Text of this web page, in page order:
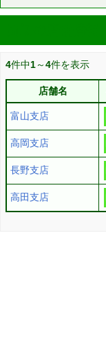
4件中1～4件を表示
店舗名
富山支店
高岡支店
長野支店
高田支店